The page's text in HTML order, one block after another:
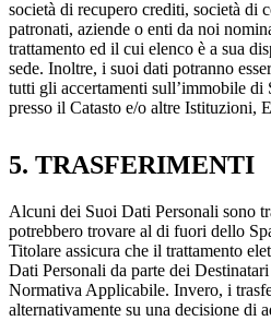
società di recupero crediti, società di
patronati, aziende o enti da noi
trattamento ed il cui elenco è a sua
sede. Inoltre, i suoi dati potranno
tutti gli accertamenti sull’immobile di
presso il Catasto e/o altre Istituzioni,
5. TRASFERIMENTI
Alcuni dei Suoi Dati Personali sono
potrebbero trovare al di fuori dello
Titolare assicura che il trattamento
Dati Personali da parte dei
Normativa Applicabile. Invero, i
alternativamente su una decisione di